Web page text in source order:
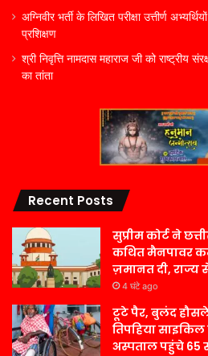
अग्निवीर भर्ती के लिखित परीक्षा उत्तीर्ण
प्रशिक्षण
श्री निवृत्ति नामदास महाराज जी को राष्ट्रीय
का तांता
Recent Posts
सुप्रीम कोर्ट ने
कथित मैनपावर
ज़मानत दी, राज्य
4 घंटे ago
टूटे पैर, बुलंद
तिपहिया
अस्पताल पहुंचे 65